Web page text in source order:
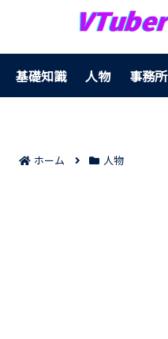
基礎知識 人物 事務所
ホーム 人物